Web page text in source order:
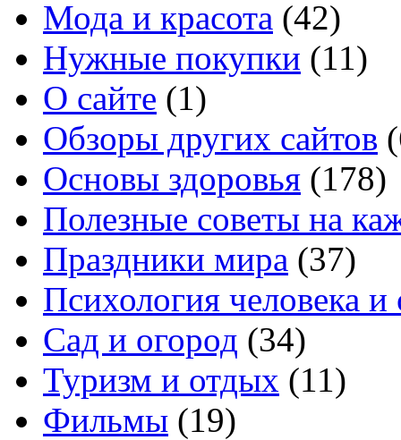
Мода и красота (42)
Нужные покупки (11)
О сайте (1)
Обзоры других сайтов
Основы здоровья (178)
Полезные советы на
Праздники мира (37)
Психология человека
Сад и огород (34)
Туризм и отдых (11)
Фильмы (19)